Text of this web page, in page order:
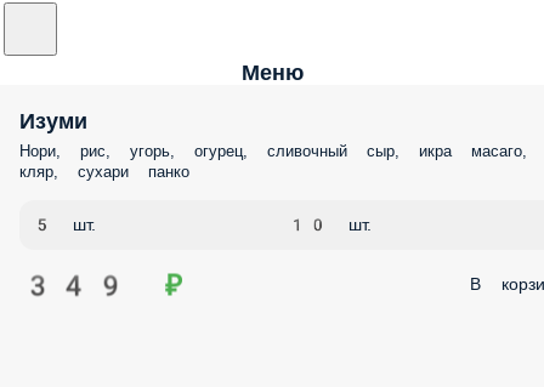
Меню
Изуми
Нори, рис, угорь, огурец, сливочный сыр, икра масаго,
кляр, сухари панко
5 шт. 10 шт.
349 ₽ В